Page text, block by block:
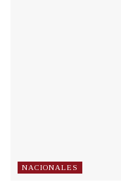
NACIONALES